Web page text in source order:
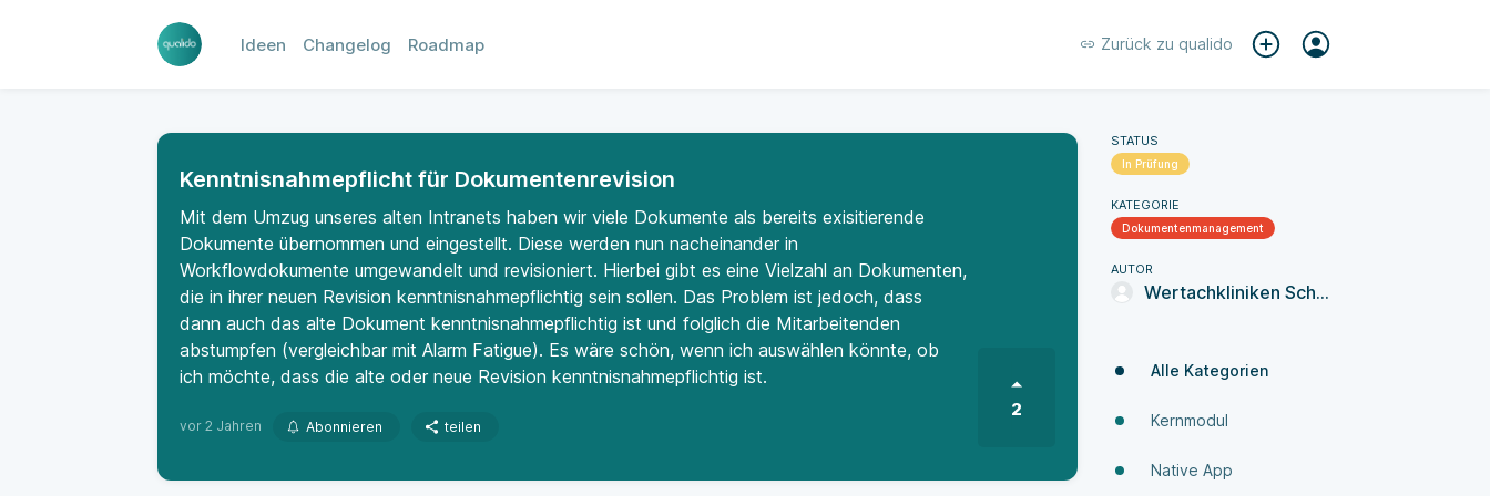
Ideen Changelog Roadmap Zurück zu qualido
Kenntnisnahmepflicht für Dokumentenrevision
Mit dem Umzug unseres alten Intranets haben wir viele Dokumente als bereits exisitierende
Dokumente übernommen und eingestellt. Diese werden nun nacheinander in
Workflowdokumente umgewandelt und revisioniert. Hierbei gibt es eine Vielzahl an Dokumenten,
die in ihrer neuen Revision kenntnisnahmepflichtig sein sollen. Das Problem ist jedoch, dass
dann auch das alte Dokument kenntnisnahmepflichtig ist und folglich die Mitarbeitenden
abstumpfen (vergleichbar mit Alarm Fatigue). Es wäre schön, wenn ich auswählen könnte, ob
ich möchte, dass die alte oder neue Revision kenntnisnahmepflichtig ist.
vor 2 Jahren Abonnieren teilen
2
STATUS
In Prüfung
KATEGORIE
Dokumenten­manage­ment
AUTOR
Wertachkliniken Schwabmünchen und Bobingen
Alle Kategorien
Kernmodul
Native App